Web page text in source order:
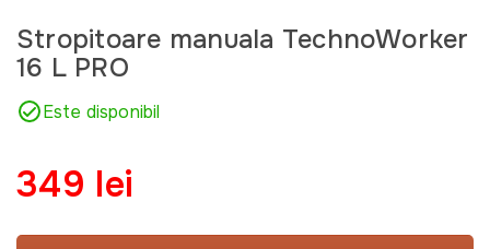
Stropitoare manuala TechnoWorker
16 L PRO
Este disponibil
349 lei